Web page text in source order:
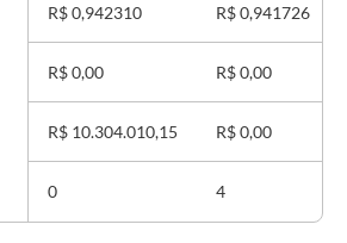
R$ 0,942310
R$ 0,00
R$ 10.304.010,15
0
R$ 0,941726
R$ 0,00
R$ 0,00
4